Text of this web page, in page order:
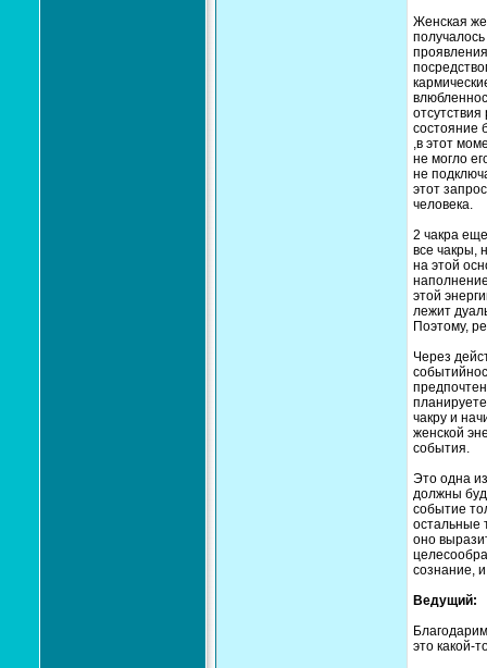
Женская же
состояние
,в этот
не могло
не
этот
человека.
2 чакра
все чакры,
на этой
этой
лежит
Поэтому,
Через
чакру и
женской
события.
Это одна
должны
событие
остальные
оно
сознание,
Ведущий:
это какой-